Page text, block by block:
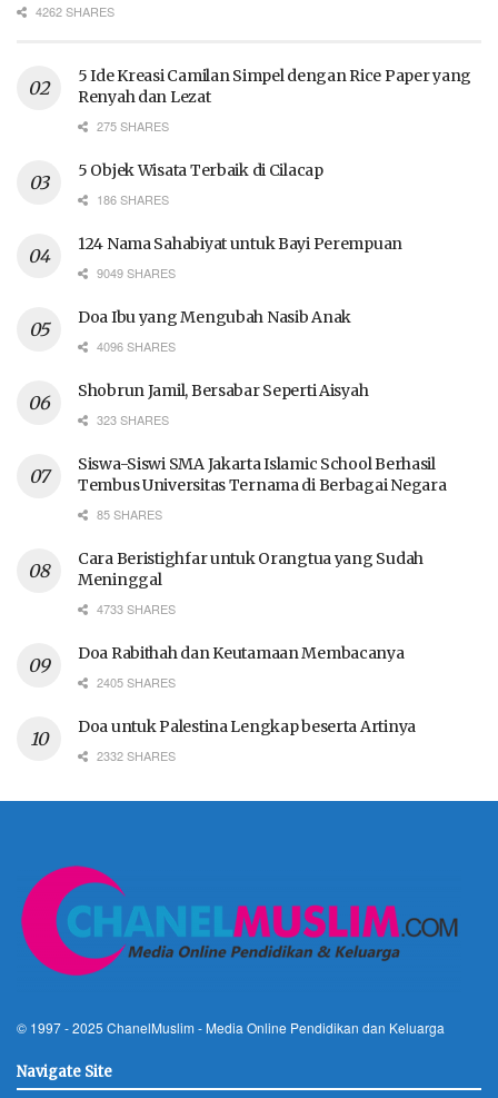
4262 SHARES
5 Ide Kreasi Camilan Simpel dengan Rice Paper yang
Renyah dan Lezat
275 SHARES
5 Objek Wisata Terbaik di Cilacap
186 SHARES
124 Nama Sahabiyat untuk Bayi Perempuan
9049 SHARES
Doa Ibu yang Mengubah Nasib Anak
4096 SHARES
Shobrun Jamil, Bersabar Seperti Aisyah
323 SHARES
Siswa-Siswi SMA Jakarta Islamic School Berhasil
Tembus Universitas Ternama di Berbagai Negara
85 SHARES
Cara Beristighfar untuk Orangtua yang Sudah
Meninggal
4733 SHARES
Doa Rabithah dan Keutamaan Membacanya
2405 SHARES
Doa untuk Palestina Lengkap beserta Artinya
2332 SHARES
© 1997 - 2025 ChanelMuslim - Media Online Pendidikan dan Keluarga
Navigate Site